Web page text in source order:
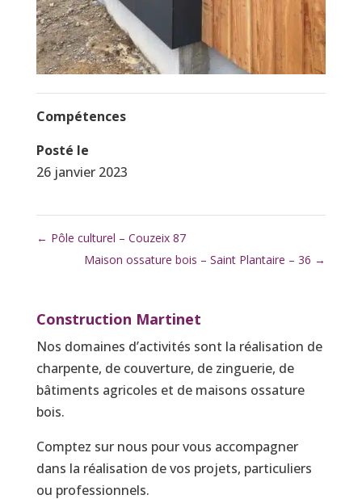
Compétences
Posté le
26 janvier 2023
← Pôle culturel – Couzeix 87
Maison ossature bois – Saint Plantaire – 36 →
Construction Martinet
Nos domaines d’activités sont la réalisation de
charpente, de couverture, de zinguerie, de
bâtiments agricoles et de maisons ossature
bois.
Comptez sur nous pour vous accompagner
dans la réalisation de vos projets, particuliers
ou professionnels.